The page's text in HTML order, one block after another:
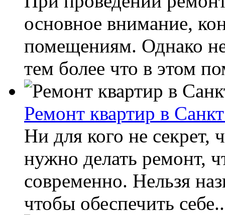
основное внимание,
помещениям. Однако не
тем более что в этом
Ремонт квартир в
Ни для кого не секрет,
нужно делать ремонт,
современно. Нельзя
чтобы обеспечить